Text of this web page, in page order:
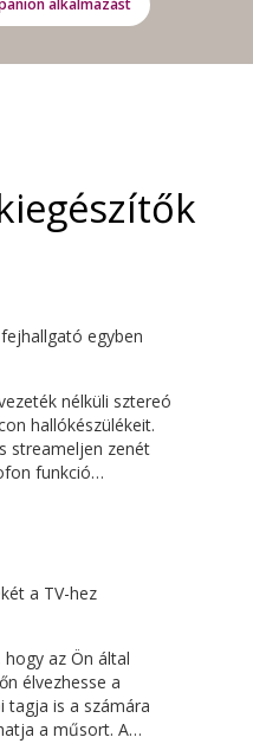
egyben
nélküli sztereó
hallókészülékeit.
streameljen zenét
funkció
a TV-hez
az Ön által
élvezhesse a
tagja is a számára
a műsort. A